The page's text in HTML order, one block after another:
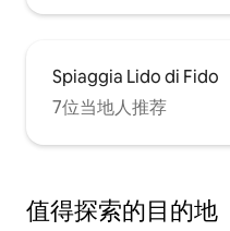
Spiaggia Lido di Fido
7位当地人推荐
值得探索的目的地